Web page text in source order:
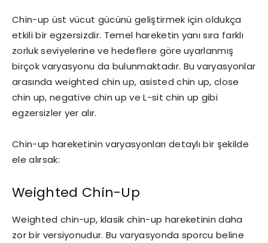
Chin-up üst vücut gücünü geliştirmek için oldukça
etkili bir egzersizdir. Temel hareketin yanı sıra farklı
zorluk seviyelerine ve hedeflere göre uyarlanmış
birçok varyasyonu da bulunmaktadır. Bu varyasyonlar
arasında weighted chin up, asisted chin up, close
chin up, negative chin up ve L-sit chin up gibi
egzersizler yer alır.
Chin-up hareketinin varyasyonları detaylı bir şekilde
ele alırsak:
Weighted Chin-Up
Weighted chin-up, klasik chin-up hareketinin daha
zor bir versiyonudur. Bu varyasyonda sporcu beline